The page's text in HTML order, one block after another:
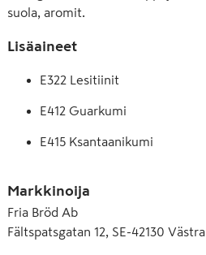
suola, aromit.
Lisäaineet
E322 Lesitiinit
E412 Guarkumi
E415 Ksantaanikumi
E466
Markkinoija
Fria Bröd Ab
Fältspatsgatan 12, SE-42130